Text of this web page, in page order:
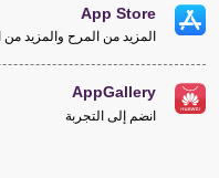
App Store
المزيد من المرح والمزيد
AppGallery
انضم إلى التجربة